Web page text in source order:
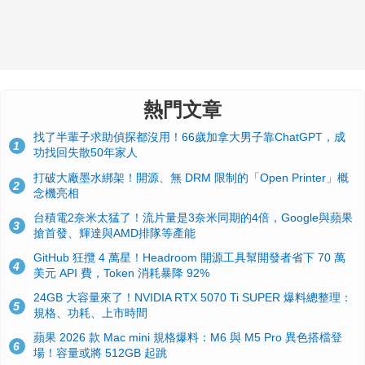
熱門文章
1
找了半輩子求助偵探都沒用！66歲加拿大男子靠ChatGPT，成
功找回失散50年家人
2
打破大廠墨水綁架！開源、無 DRM 限制的「Open Printer」概
念機亮相
3
台積電2奈米太猛了！流片量是3奈米同期的4倍，Google與蘋果
搶首發、輝達與AMD排隊等產能
4
GitHub 狂攬 4 萬星！Headroom 開源工具幫開發者省下 70 萬
美元 API 費，Token 消耗暴降 92%
5
24GB 大容量來了！NVIDIA RTX 5070 Ti SUPER 爆料總整理：
規格、功耗、上市時間
6
蘋果 2026 款 Mac mini 規格爆料：M6 與 M5 Pro 異色搭檔登
場！容量或將 512GB 起跳